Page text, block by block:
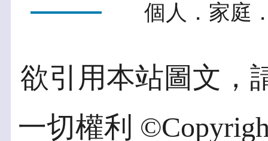
個人．家庭
欲引用本站圖文，
一切權利